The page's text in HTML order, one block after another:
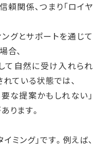
関係、つまり「ロイヤ
グとサポートを通じて
合、
て自然に受け入れられ
ている状態では、
な提案かもしれない」
ります。
ミング」です。例えば、